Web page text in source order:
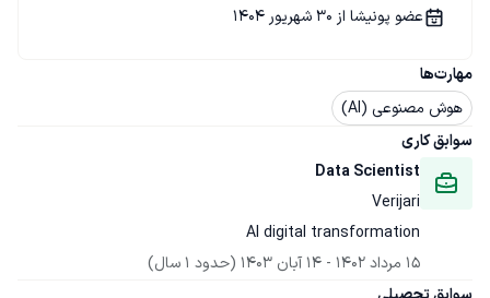
مهارت‌ها
هوش مصنوعی (AI)
سوابق کاری
Data Scientist
Verijari
AI digital transformation
15 مرداد 1402
- 14 آبان 1403
(حدود 1 سال)
عضو پونیشا از 30 شهریور 1404